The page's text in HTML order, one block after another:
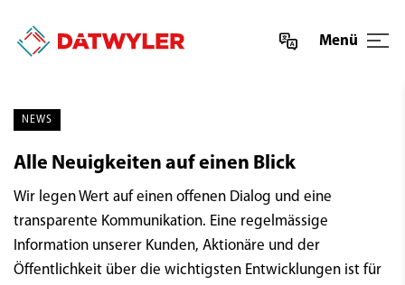
Menü
NEWS
Alle Neuigkeiten auf einen Blick
Wir legen Wert auf einen offenen Dialog und eine
transparente Kommunikation. Eine regelmässige
Information unserer Kunden, Aktionäre und der
Öffentlichkeit über die wichtigsten Entwicklungen ist für